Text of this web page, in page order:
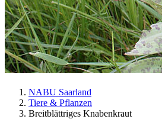
NABU Saarland
Tiere & Pflanzen
Breitblättriges Knabenkraut